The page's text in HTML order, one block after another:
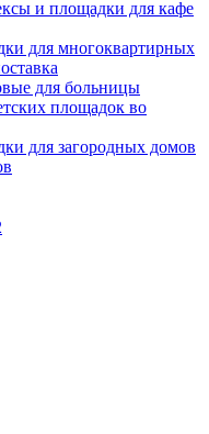
и площадки для кафе
для многоквартирных
для больницы
площадок во
для загородных домов